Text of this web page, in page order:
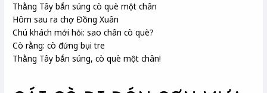
Thằng Tây bắn súng cò què một chân
Hôm sau ra chợ Ðồng Xuân
Chú khách mới hỏi: sao chân cò què?
Cò rằng: cò đứng bụi tre
Thằng Tây bắn súng, cò què một chân!